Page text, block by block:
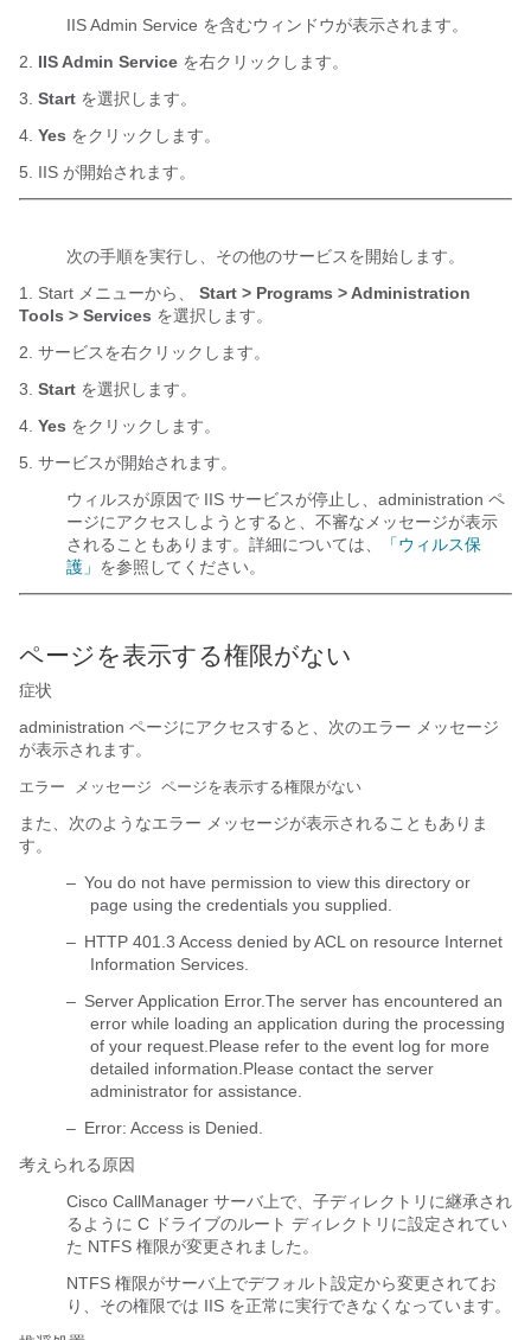
IIS Admin Service を含むウィンドウが表示されます。
2. IIS Admin Service を右クリックします。
3. Start を選択します。
4. Yes をクリックします。
5. IIS が開始されます。
次の手順を実行し、その他のサービスを開始します。
1. Start メニューから、
Start > Programs > Administration
Tools > Services を選択します。
2. サービスを右クリックします。
3. Start を選択します。
4. Yes をクリックします。
5. サービスが開始されます。
ウィルスが原因で IIS サービスが停止し、administration ペ
ージにアクセスしようとすると、不審なメッセージが表示
されることもあります。詳細については、
「ウィルス保
護」 を参照してください。
ページを表示する権限がない
症状
administration ページにアクセスすると、次のエラー メッセージ
が表示されます。
エラー メッセージ ページを表示する権限がない
また、次のようなエラー メッセージが表示されることもありま
す。
– You do not have permission to view this directory or
page using the credentials you supplied.
– HTTP 401.3 Access denied by ACL on resource Internet
Information Services.
– Server Application Error.The server has encountered an
error while loading an application during the processing
of your request.Please refer to the event log for more
detailed information.Please contact the server
administrator for assistance.
– Error: Access is Denied.
考えられる原因
Cisco CallManager サーバ上で、子ディレクトリに継承され
るように C ドライブのルート ディレクトリに設定されてい
た NTFS 権限が変更されました。
NTFS 権限がサーバ上でデフォルト設定から変更されてお
り、その権限では IIS を正常に実行できなくなっています。